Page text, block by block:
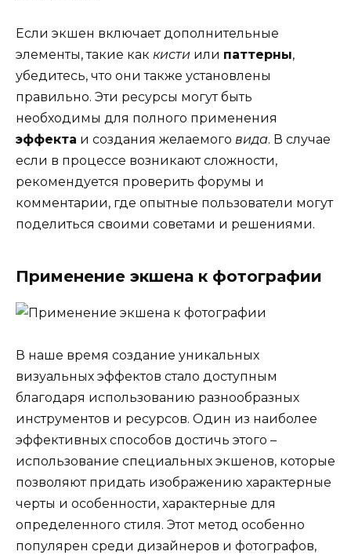
Если экшен включает дополнительные
элементы, такие как кисти или паттерны,
убедитесь, что они также установлены
правильно. Эти ресурсы могут быть
необходимы для полного применения
эффекта и создания желаемого вида. В случае
если в процессе возникают сложности,
рекомендуется проверить форумы и
комментарии, где опытные пользователи могут
поделиться своими советами и решениями.
Применение экшена к фотографии
В наше время создание уникальных
визуальных эффектов стало доступным
благодаря использованию разнообразных
инструментов и ресурсов. Один из наиболее
эффективных способов достичь этого –
использование специальных экшенов, которые
позволяют придать изображению характерные
черты и особенности, характерные для
определенного стиля. Этот метод особенно
популярен среди дизайнеров и фотографов,